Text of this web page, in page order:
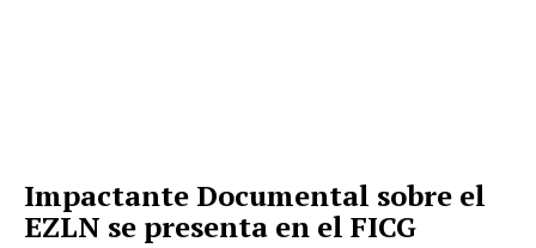
Impactante Documental sobre el
EZLN se presenta en el FICG